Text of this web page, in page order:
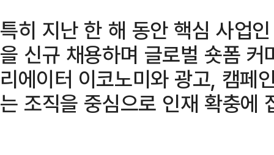
특히 지난 한 해 동안 핵심 사업
을 신규 채용하며 글로벌 숏폼
리에이터 이코노미와 광고, 캠페
는 조직을 중심으로 인재 확충에